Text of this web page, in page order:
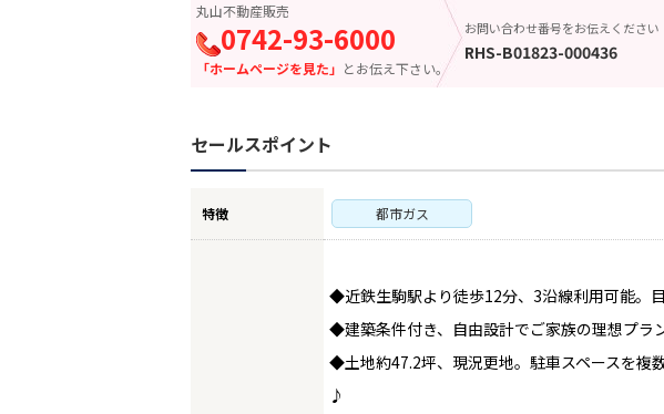
丸山不動産販売
0742-93-6000
「ホームページを見た」 とお伝え下さい。
お問い合わせ番号をお伝えください
RHS-B01823-000436
セールスポイント
特徴 都市ガス
◆近鉄生駒駅より徒歩12分、3沿線利用可能。
◆建築条件付き、自由設計でご家族の理想プラ
◆土地約47.2坪、現況更地。駐車スペースを複
♪